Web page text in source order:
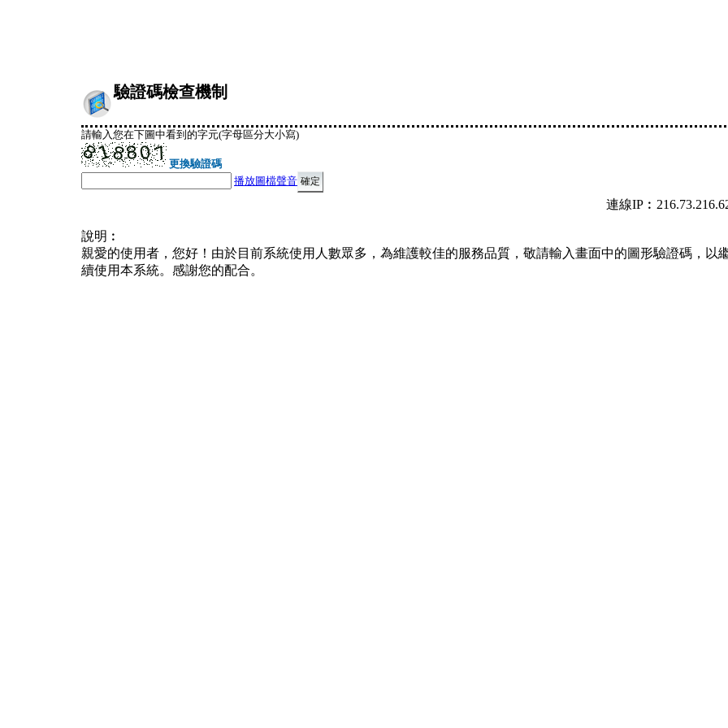
驗證碼檢查機制
請輸入您在下圖中看到的字元(字母區分大小寫)
更換驗證碼
播放圖檔聲音
連線
說明︰
親愛的使用者，您好！由於目前系統使用人數眾多，為維護較佳的服務品質，敬請輸入畫面中的圖形驗證碼，以
續使用本系統。感謝您的配合。